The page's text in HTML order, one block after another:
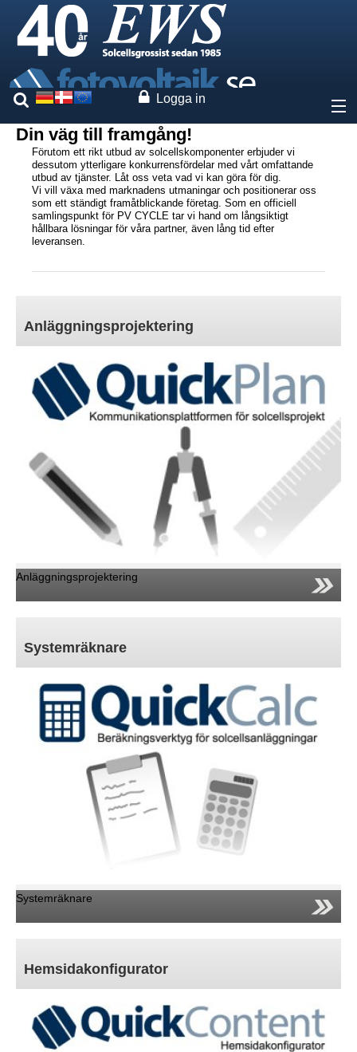
Logga in
Om oss
Priser
Vaara märken
Systemräknare
Hemsidakonfigurator
Expertrådgivning
Lager/Logistik
Kontaktförmedling
Vidareutbildning
EWS–Awards
Expertis
Din väg till framgång!
Förutom ett rikt utbud av solcellskomponenter erbjuder vi
dessutom ytterligare konkurrensfördelar med vårt omfattande
utbud av tjänster. Låt oss veta vad vi kan göra för dig.
Vi vill växa med marknadens utmaningar och positionerar oss
som ett ständigt framåtblickande företag. Som en officiell
samlingspunkt för PV CYCLE tar vi hand om långsiktigt
hållbara lösningar för våra partner, även lång tid efter
leveransen.
Anläggningsprojektering
Anläggningsprojektering
Systemräknare
Systemräknare
Hemsidakonfigurator